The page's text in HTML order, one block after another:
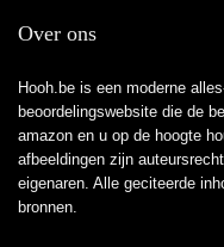
Over ons
Hooh.be is een moderne
beoordelingswebsite die de
amazon en u op de hoogte
afbeeldingen zijn
eigenaren. Alle geciteerde
bronnen.